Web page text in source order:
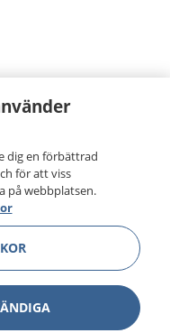
dig en förbättrad
för att viss
på webbplatsen.